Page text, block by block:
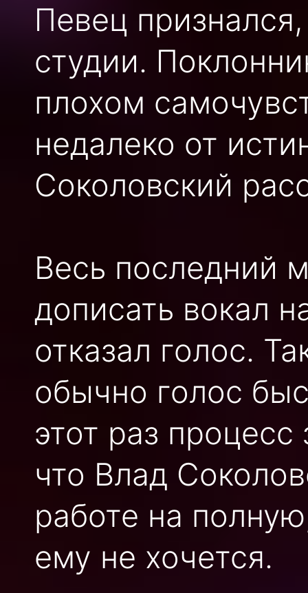
Певец
студии.
плохом
недалеко от
Соколовский
Весь последний
дописать вокал
отказал голос.
обычно голос
этот раз
что Влад
работе на
ему не хочется.